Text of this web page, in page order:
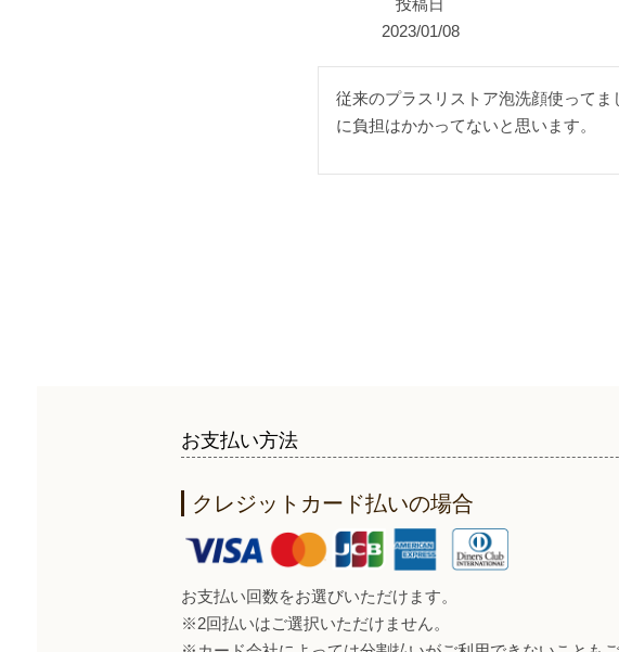
投稿日
2023/01/08
従来のプラスリストア泡洗顔使って
に負担はかかってないと思います。
お支払い方法
クレジットカード払いの場合
お支払い回数をお選びいただけます。
※2回払いはご選択いただけません。